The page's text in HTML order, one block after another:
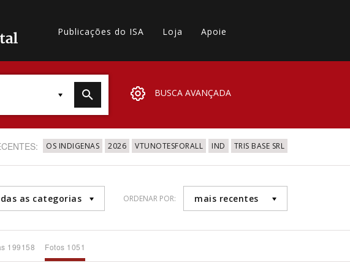
Publicações do ISA Loja Apoie
BUSCA AVANÇADA
OS INDIGENAS 2026 VTUNOTESFORALL IND TRIS BASE SRL
as categorias ORDENAR POR: mais recentes
199158 Fotos 1051